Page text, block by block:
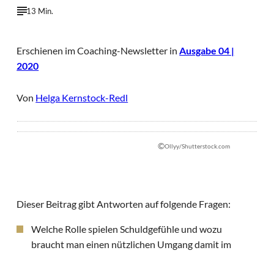
13 Min.
Erschienen im Coaching-Newsletter in Ausgabe 04 |
2020
Von Helga Kernstock-Redl
©Ollyy/Shutterstock.com
Dieser Beitrag gibt Antworten auf folgende Fragen:
Welche Rolle spielen Schuldgefühle und wozu
braucht man einen nützlichen Umgang damit im